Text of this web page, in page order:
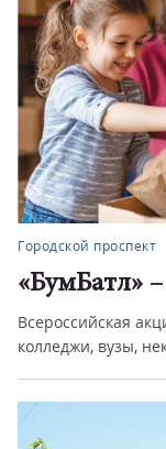
Городской проспект
«БумБатл» –
Всероссийская
колледжи, вузы,